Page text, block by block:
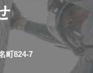
町824-7